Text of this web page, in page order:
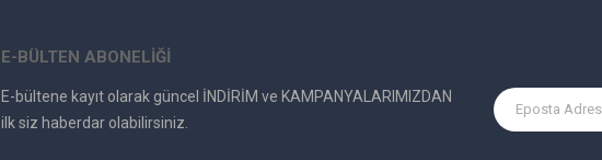
E-BÜLTEN ABONELİĞİ
E-bültene kayıt olarak güncel İNDİRİM ve KAMPANYALARIMIZDAN
ilk siz haberdar olabilirsiniz.